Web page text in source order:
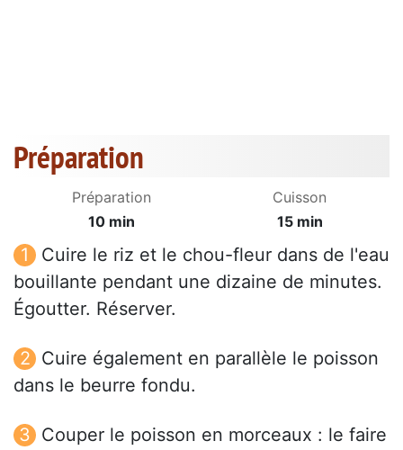
Préparation
Préparation
10 min
Cuisson
15 min
Cuire le riz et le chou-fleur dans de l'eau
bouillante pendant une dizaine de minutes.
Égoutter. Réserver.
Cuire également en parallèle le poisson
dans le beurre fondu.
Couper le poisson en morceaux : le faire